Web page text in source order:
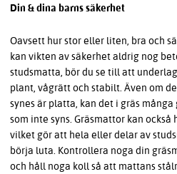
Din & dina barns säkerhet
Oavsett hur stor eller liten, bra och
kan vikten av säkerhet aldrig nog
studsmatta, bör du se till att
plant, vågrätt och stabilt. Även om
synes är platta, kan det i gräs
som inte syns. Gräsmattor kan
vilket gör att hela eller delar av
börja luta. Kontrollera noga din
och håll noga koll så att mattans